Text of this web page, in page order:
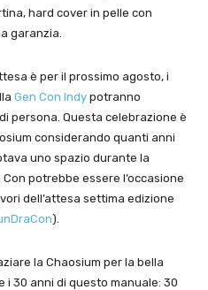
hard cover in pelle con
garanzia.
è per il prossimo agosto, i
Gen Con Indy potranno
persona. Questa celebrazione è
considerando quanti anni
uno spazio durante la
potrebbe essere l’occasione
dell’attesa settima edizione
).
la Chaosium per la bella
i 30 anni di questo manuale: 30